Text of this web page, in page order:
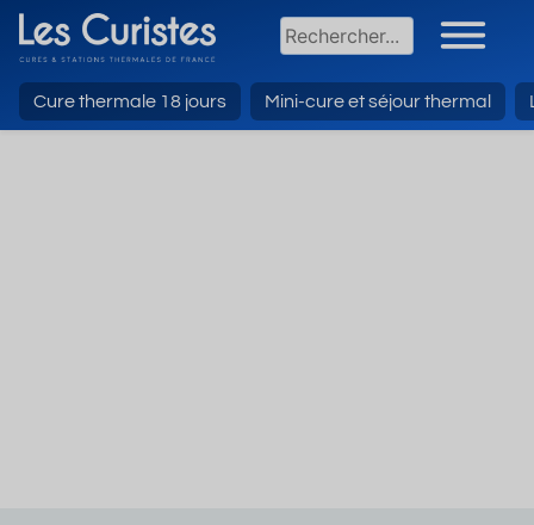
Cure thermale 18 jours Mini-cure et séjour thermal